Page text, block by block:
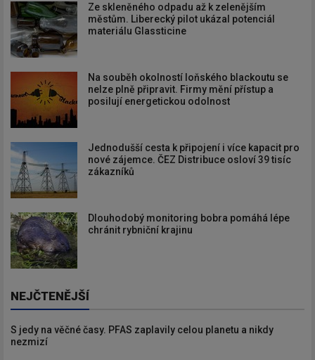
Ze skleněného odpadu až k zelenějším
městům. Liberecký pilot ukázal potenciál
materiálu Glassticine
Na souběh okolností loňského blackoutu se
nelze plně připravit. Firmy mění přístup a
posilují energetickou odolnost
Jednodušší cesta k připojení i více kapacit pro
nové zájemce. ČEZ Distribuce osloví 39 tisíc
zákazníků
Dlouhodobý monitoring bobra pomáhá lépe
chránit rybniční krajinu
NEJČTENĚJŠÍ
S jedy na věčné časy. PFAS zaplavily celou planetu a nikdy
nezmizí